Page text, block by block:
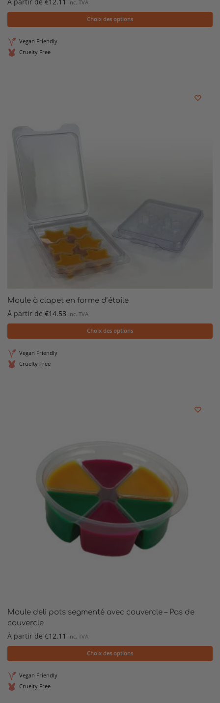
inc. TVA
Choix des options
Vegan Friendly
Cruelty Free
Moule à clapet en forme d’étoile
À partir de €14.53 inc. TVA
Choix des options
Vegan Friendly
Cruelty Free
Moule deli pots segmenté avec couvercle – Pas de
couvercle
À partir de €12.11 inc. TVA
Choix des options
Vegan Friendly
Cruelty Free